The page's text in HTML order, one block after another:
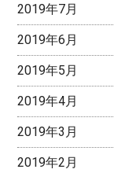
2019年7月
2019年6月
2019年5月
2019年4月
2019年3月
2019年2月